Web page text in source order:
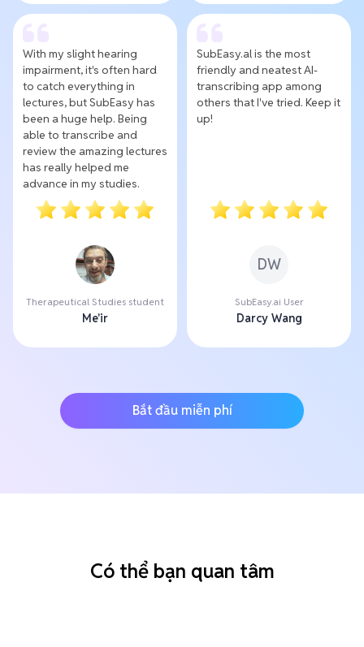
With my slight hearing
impairment, it's often hard
to catch everything in
lectures, but SubEasy has
been a huge help. Being
able to transcribe and
review the amazing lectures
has really helped me
advance in my studies.
Therapeutical Studies student
Me'ir
SubEasy.al is the most
friendly and neatest AI-
transcribing app among
others that I've tried. Keep it
up!
DW
SubEasy.ai User
Darcy Wang
Bắt đầu miễn phí
Có thể bạn quan tâm